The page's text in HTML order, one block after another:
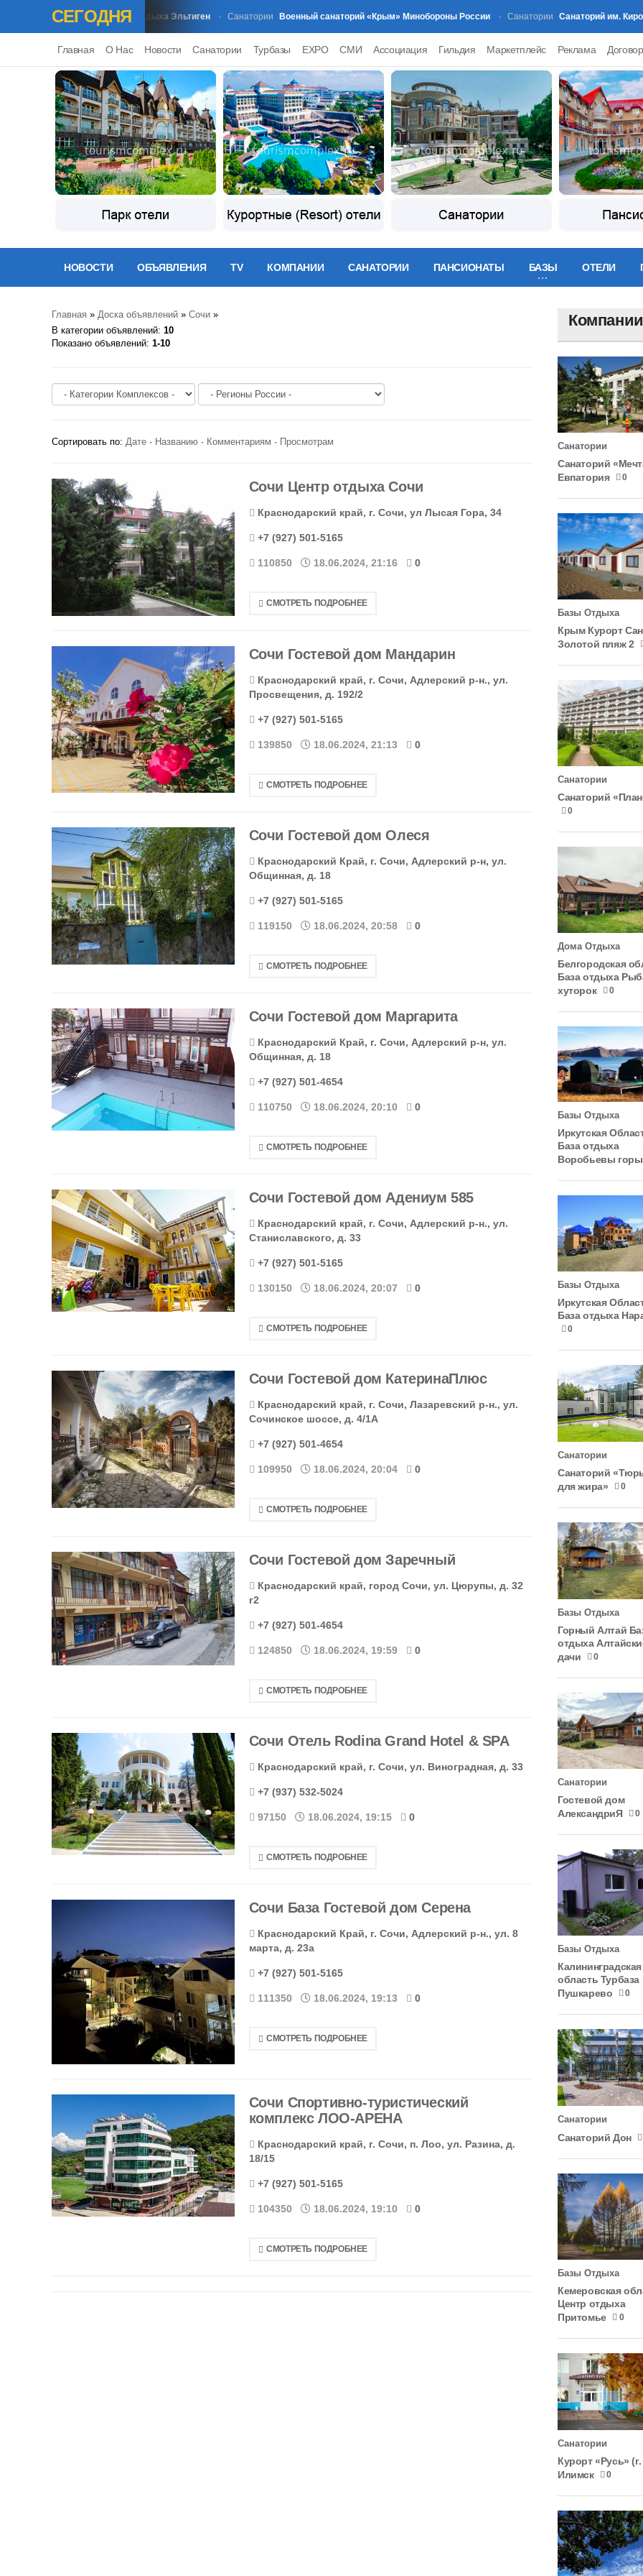
СЕГОДНЯ
Базы Отдыха Крым База отдыха Эльтиген Санатории Военный санаторий «Крым» Минобороны России Санатории Санаторий им. Кирова
Главная О Нас Новости Санатории Турбазы EXPO СМИ Ассоциация Гильдия Маркетплейс Реклама Договор
НОВОСТИ ОБЪЯВЛЕНИЯ TV КОМПАНИИ САНАТОРИИ ПАНСИОНАТЫ БАЗЫ ОТЕЛИ
Главная » Доска объявлений » Сочи »
В категории объявлений: 10
Показано объявлений: 1-10
Сортировать по: Дате · Названию · Комментариям · Просмотрам
Сочи Центр отдыха Сочи
Краснодарский край, г. Сочи, ул Лысая Гора, 34
+7 (927) 501-5165
110850 18.06.2024, 21:16 0
СМОТРЕТЬ ПОДРОБНЕЕ
Сочи Гостевой дом Мандарин
Краснодарский край, г. Сочи, Адлерский р-н., ул.
Просвещения, д. 192/2
+7 (927) 501-5165
139850 18.06.2024, 21:13 0
СМОТРЕТЬ ПОДРОБНЕЕ
Сочи Гостевой дом Олеся
Краснодарский Край, г. Сочи, Адлерский р-н, ул.
Общинная, д. 18
+7 (927) 501-5165
119150 18.06.2024, 20:58 0
СМОТРЕТЬ ПОДРОБНЕЕ
Сочи Гостевой дом Маргарита
Краснодарский Край, г. Сочи, Адлерский р-н, ул.
Общинная, д. 18
+7 (927) 501-4654
110750 18.06.2024, 20:10 0
СМОТРЕТЬ ПОДРОБНЕЕ
Сочи Гостевой дом Адениум 585
Краснодарский край, г. Сочи, Адлерский р-н., ул.
Станиславского, д. 33
+7 (927) 501-5165
130150 18.06.2024, 20:07 0
СМОТРЕТЬ ПОДРОБНЕЕ
Сочи Гостевой дом КатеринаПлюс
Краснодарский край, г. Сочи, Лазаревский р-н., ул.
Сочинское шоссе, д. 4/1А
+7 (927) 501-4654
109950 18.06.2024, 20:04 0
СМОТРЕТЬ ПОДРОБНЕЕ
Сочи Гостевой дом Заречный
Краснодарский край, город Сочи, ул. Цюрупы, д. 32
г2
+7 (927) 501-4654
124850 18.06.2024, 19:59 0
СМОТРЕТЬ ПОДРОБНЕЕ
Сочи Отель Rodina Grand Hotel & SPA
Краснодарский край, г. Сочи, ул. Виноградная, д. 33
+7 (937) 532-5024
97150 18.06.2024, 19:15 0
СМОТРЕТЬ ПОДРОБНЕЕ
Сочи База Гостевой дом Серена
Краснодарский Край, г. Сочи, Адлерский р-н., ул. 8
марта, д. 23а
+7 (927) 501-5165
111350 18.06.2024, 19:13 0
СМОТРЕТЬ ПОДРОБНЕЕ
Сочи Спортивно-туристический
комплекс ЛОО-АРЕНА
Краснодарский край, г. Сочи, п. Лоо, ул. Разина, д.
18/15
+7 (927) 501-5165
104350 18.06.2024, 19:10 0
СМОТРЕТЬ ПОДРОБНЕЕ
Компании
Санатории
Санаторий
Евпатория
0
Базы Отдыха
Крым Курорт
Золотой пляж 2
Санатории
Санаторий
0
Дома Отдыха
Белгородская
База отдыха
хуторок
0
Базы Отдыха
Иркутская
База отдыха
Воробьевы горы
Базы Отдыха
Иркутская
База отдыха
0
Санатории
Санаторий
для жира»
0
Базы Отдыха
Горный Алтай
отдыха
дачи
0
Санатории
Гостевой дом
АлександриЯ
0
Базы Отдыха
Калининградская
область Турбаза
Пушкарево
0
Санатории
Санаторий Дон
Базы Отдыха
Кемеровская
Центр отдыха
Притомье
0
Санатории
Курорт «Русь»
Илимск
0